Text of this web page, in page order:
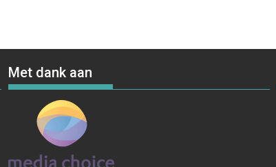
Met dank aan